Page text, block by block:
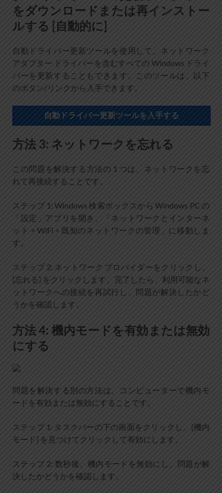
をダウンロードまたは再インストー
ルする [自動的に]
自動ドライバー更新ツールを使用して、ネットワーク
アダプター ドライバーを含むすべての Windows ドライ
バーを更新することもできます。このツールは、以下
のボタン/リンクから入手できます。
自動ドライバー更新ツールを入手する
方法 3: ネットワークを忘れる
この問題を解決する方法の 1 つは、ネットワークを忘
れて再接続することです。
ステップ 1: Windows 検索ボックスから Windows PC の
「設定」アプリを開き、「ネットワークとインターネ
ット > WiFi > 既知のネットワークの管理」に移動しま
す。
ステップ 2: ネットワーク プロバイダーをクリックし、
[忘れる] をクリックします。完了したら、利用可能なネ
ットワークへの接続を再試行し、問題が解決したかど
うかを確認します。
方法 4: 機内モードを有効または無効
にする
問題を解決する別の方法は、コンピューターで機内モ
ードを有効または無効にすることです。
ステップ 1: タスクバーの下の画面をクリックし、[機内
モード] を見つけてクリックして有効にします。
ステップ 2: 数秒後、機内モードを無効にし、問題が解
決したかどうかを確認します。